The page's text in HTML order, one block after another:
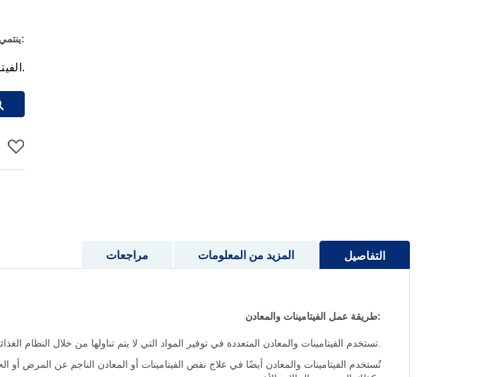
التفاصيل
:طريقة عمل الفيتامينات والمعادن
.تستخدم الفيتامينات والمعادن المتعددة في توفير المواد التي لا يتم تناولها من خلال النظام
تُستخدم الفيتامينات والمعادن أيضًا في علاج نقص الفيتامينات أو المعادن الناجم عن المرض
المزيد من المعلومات مراجعات